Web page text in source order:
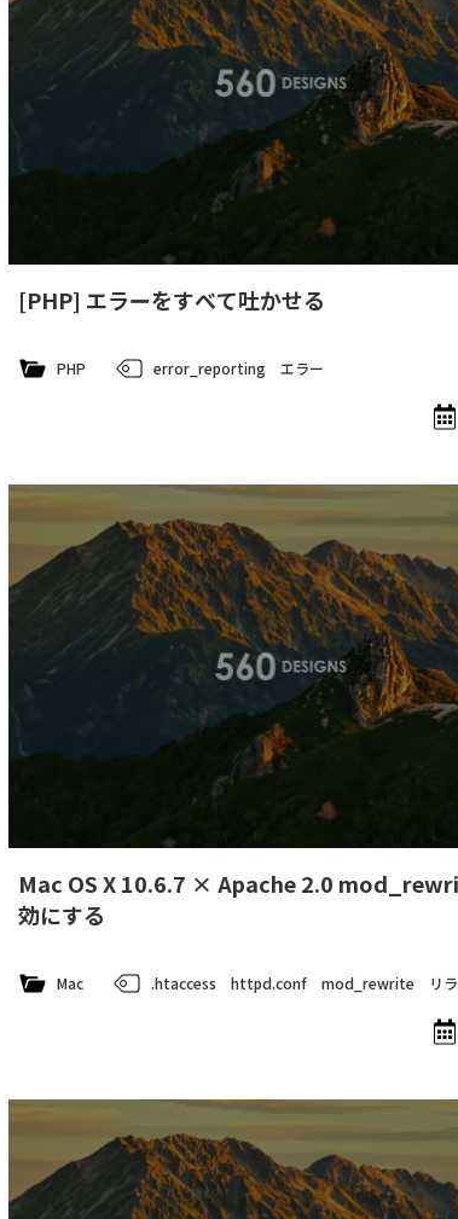
[PHP] エラーをすべて吐かせる
PHP error_reporting エラー
Mac OS X 10.6.7 × Apache 2.0
効にする
Mac .htaccess httpd.conf mod_rewrite リ